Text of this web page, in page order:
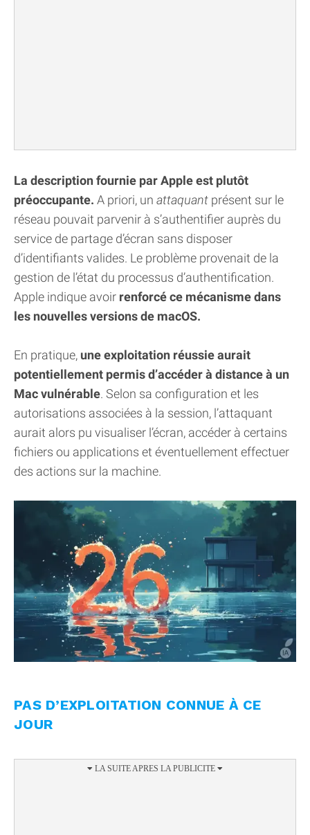
La description fournie par Apple est plutôt
préoccupante. A priori, un attaquant présent sur le
réseau pouvait parvenir à s’authentifier auprès du
service de partage d’écran sans disposer
d’identifiants valides. Le problème provenait de la
gestion de l’état du processus d’authentification.
Apple indique avoir renforcé ce mécanisme dans
les nouvelles versions de macOS.
En pratique, une exploitation réussie aurait
potentiellement permis d’accéder à distance à un
Mac vulnérable. Selon sa configuration et les
autorisations associées à la session, l’attaquant
aurait alors pu visualiser l’écran, accéder à certains
fichiers ou applications et éventuellement effectuer
des actions sur la machine.
PAS D’EXPLOITATION CONNUE À CE
JOUR